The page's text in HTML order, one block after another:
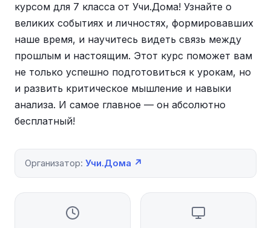
курсом для 7 класса от Учи.Дома! Узнайте о
великих событиях и личностях, формировавших
наше время, и научитесь видеть связь между
прошлым и настоящим. Этот курс поможет вам
не только успешно подготовиться к урокам, но
и развить критическое мышление и навыки
анализа. И самое главное — он абсолютно
бесплатный!
Организатор: Учи.Дома ↗